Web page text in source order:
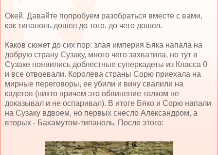
Окей. Давайте попробуем разобраться вместе с вами,
как типаноль дошел до того, до чего дошел.
Каков сюжет до сих пор: злая империя Бяка напала на
добрую страну Сузаку, много чего захватила, но тут в
Сузаке появились доблестные суперкадеты из Класса 0
и все отвоевали. Королева страны Сорю приехала на
мирные переговоры, ее убили и вину свалили на
кадетов (никто причем это обвинение толком не
доказывал и не оспаривал). В итоге Бяко и Сорю напали
на Сузаку вдвоем, но первых снесло Александром, а
вторых - Бахамутом-типаноль. После этого: